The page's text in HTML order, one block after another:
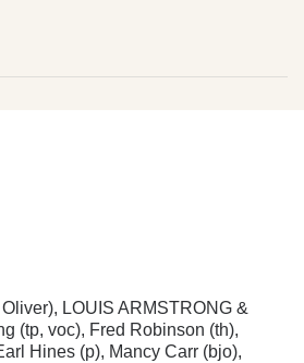
LOUIS ARMSTRONG &
(tp, voc), Fred Robinson (th),
Hines (p), Mancy Carr (bjo),